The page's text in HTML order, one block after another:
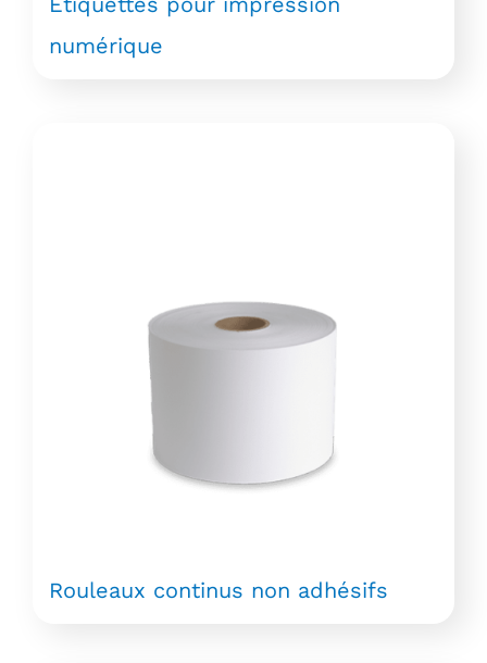
numérique
Rouleaux continus non adhésifs